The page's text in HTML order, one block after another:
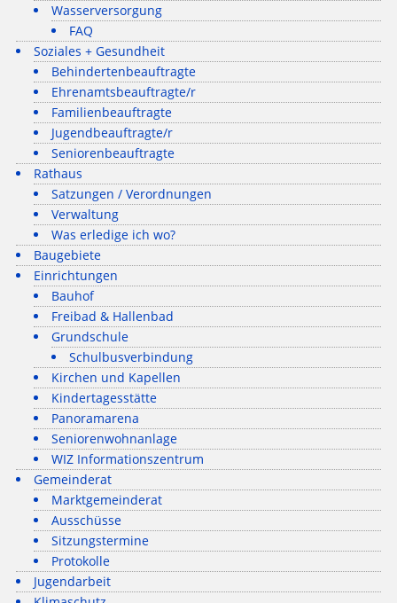
Wasserversorgung
FAQ
Soziales + Gesundheit
Behindertenbeauftragte
Ehrenamtsbeauftragte/r
Familienbeauftragte
Jugendbeauftragte/r
Seniorenbeauftragte
Rathaus
Satzungen / Verordnungen
Verwaltung
Was erledige ich wo?
Baugebiete
Einrichtungen
Bauhof
Freibad & Hallenbad
Grundschule
Schulbusverbindung
Kirchen und Kapellen
Kindertagesstätte
Panoramarena
Seniorenwohnanlage
WIZ Informationszentrum
Gemeinderat
Marktgemeinderat
Ausschüsse
Sitzungstermine
Protokolle
Jugendarbeit